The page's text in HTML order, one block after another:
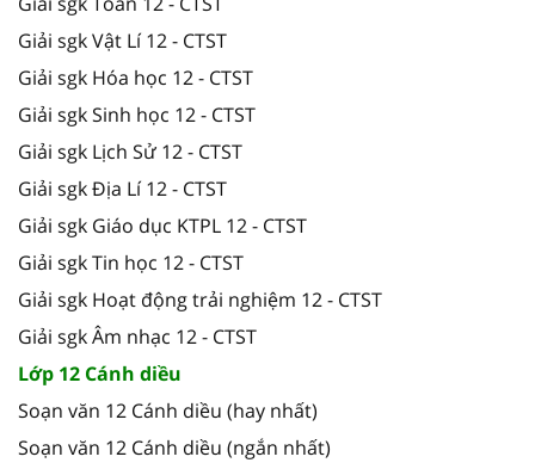
Giải sgk Vật Lí 12 - CTST
Giải sgk Hóa học 12 - CTST
Giải sgk Sinh học 12 - CTST
Giải sgk Lịch Sử 12 - CTST
Giải sgk Địa Lí 12 - CTST
Giải sgk Giáo dục KTPL 12 - CTST
Giải sgk Tin học 12 - CTST
Giải sgk Hoạt động trải nghiệm 12 - CTST
Giải sgk Âm nhạc 12 - CTST
Lớp 12 Cánh diều
Soạn văn 12 Cánh diều (hay nhất)
Soạn văn 12 Cánh diều (ngắn nhất)